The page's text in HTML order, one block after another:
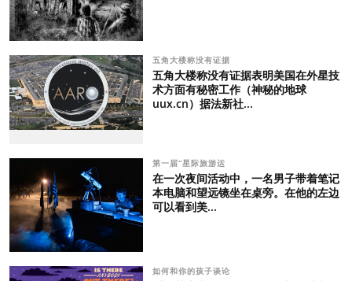
五角大楼称没有证据
五角大楼称没有证据表明美国在外星技
术方面有秘密工作（神秘的地球
uux.cn）据法新社...
第一届“星际旅游运
在一次夜间活动中，一名男子带着笔记
本电脑和望远镜坐在桌旁。在他的左边
可以看到美...
如何和你的孩子谈论